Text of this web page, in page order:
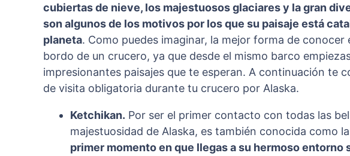
cubiertas de nieve, los majestuosos glaciares y la gran
son algunos de los motivos por los que su paisaje está
planeta. Como puedes imaginar, la mejor forma de conocer
bordo de un crucero, ya que desde el mismo barco
impresionantes paisajes que te esperan. A continuación te
de visita obligatoria durante tu crucero por Alaska.
Ketchikan. Por ser el primer contacto con todas las
majestuosidad de Alaska, es también conocida como la
primer momento en que llegas a su hermoso